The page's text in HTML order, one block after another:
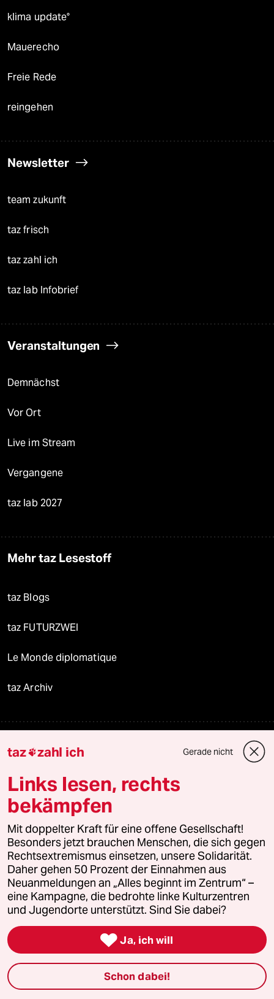
klima update°
Mauerecho
Freie Rede
reingehen
Newsletter
team zukunft
taz frisch
taz zahl ich
taz lab Infobrief
Veranstaltungen
Demnächst
Vor Ort
Live im Stream
Vergangene
taz lab 2027
Mehr taz Lesestoff
taz Blogs
taz FUTURZWEI
Le Monde diplomatique
taz Archiv
Reisen
Kantine
Shop
Anzeigen
Fragen & Hilfe
Feedback
taz zahl ich Gerade nicht
Links lesen, rechts
bekämpfen
Mit doppelter Kraft für eine offene Gesellschaft!
Besonders jetzt brauchen Menschen, die sich gegen
Rechtsextremismus einsetzen, unsere Solidarität.
Daher gehen 50 Prozent der Einnahmen aus
Neuanmeldungen an „Alles beginnt im Zentrum“ –
eine Kampagne, die bedrohte linke Kulturzentren
und Jugendorte unterstützt. Sind Sie dabei?
 Ja, ich will
Schon dabei!